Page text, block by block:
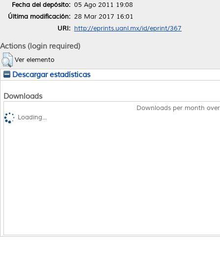
Fecha del depósito: 05 Ago 2011 19:08
Última modificación: 28 Mar 2017 16:01
URI: http://eprints.uanl.mx/id/eprint/367
Actions (login required)
Ver elemento
Descargar estadísticas
Downloads
Downloads per month
Loading...